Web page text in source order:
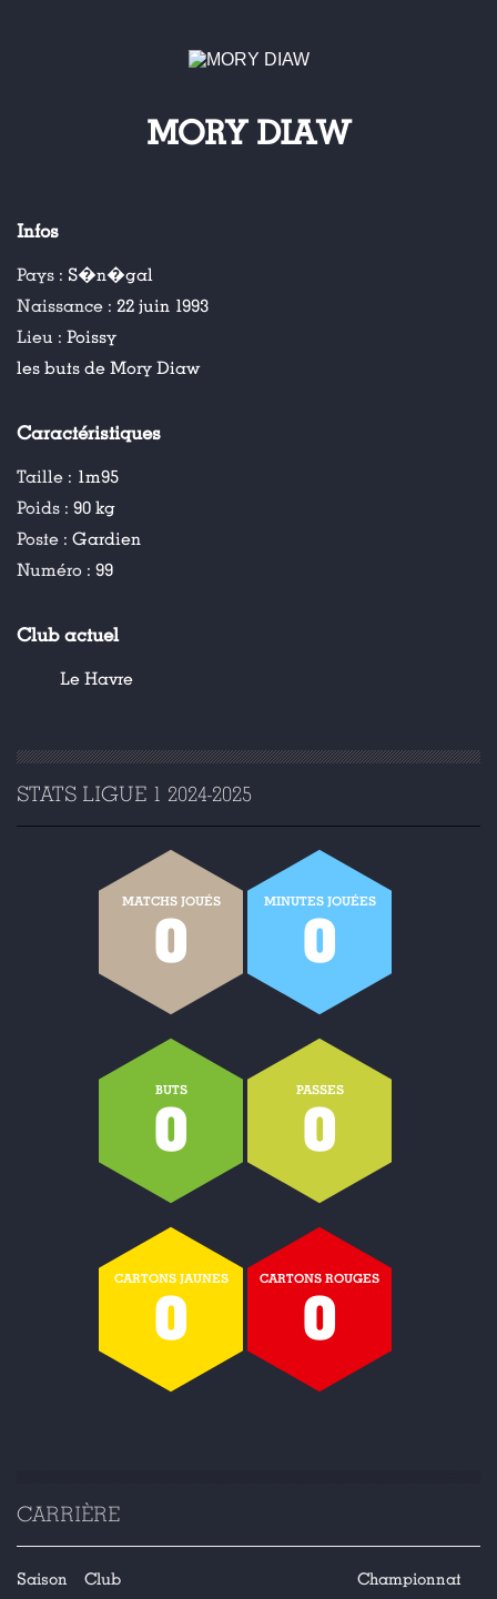
MORY DIAW
Infos
Pays : S�n�gal
Naissance : 22 juin 1993
Lieu : Poissy
les buts de Mory Diaw
Caractéristiques
Taille : 1m95
Poids : 90 kg
Poste : Gardien
Numéro : 99
Club actuel
Le Havre
STATS LIGUE 1 2024-2025
MATCHS JOUÉS
0
MINUTES JOUÉES
0
BUTS
0
PASSES
0
CARTONS JAUNES
0
CARTONS ROUGES
0
CARRIÈRE
Saison Club Championnat